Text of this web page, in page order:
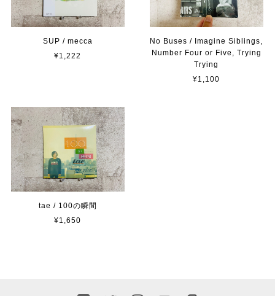
SUP / mecca
¥1,222
No Buses / Imagine Siblings,
Number Four or Five, Trying
Trying
¥1,100
tae / 100の瞬間
¥1,650